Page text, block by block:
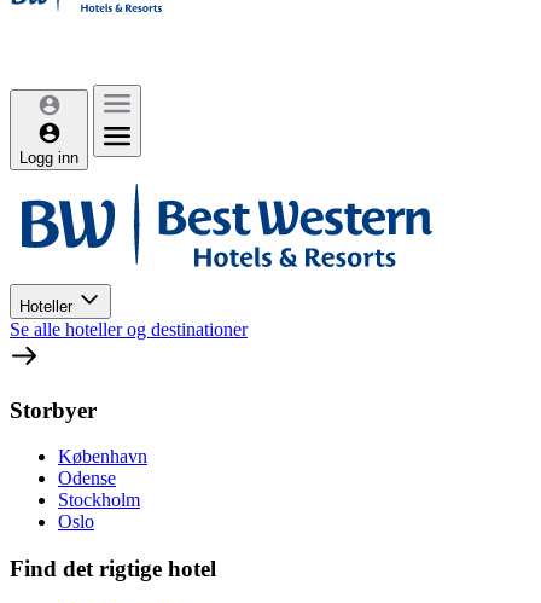
Logg inn
Hoteller
Se alle hoteller og destinationer
Storbyer
København
Odense
Stockholm
Oslo
Find det rigtige hotel